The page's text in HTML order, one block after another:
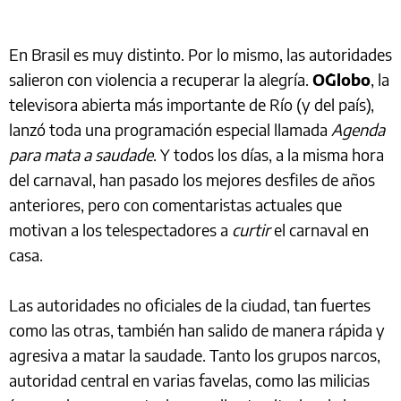
En Brasil es muy distinto. Por lo mismo, las autoridades
salieron con violencia a recuperar la alegría. O´Globo, la
televisora abierta más importante de Río (y del país),
lanzó toda una programación especial llamada Agenda
para mata a saudade. Y todos los días, a la misma hora
del carnaval, han pasado los mejores desfiles de años
anteriores, pero con comentaristas actuales que
motivan a los telespectadores a curtirel carnaval en
casa.
Las autoridades no oficiales de la ciudad, tan fuertes
como las otras, también han salido de manera rápida y
agresiva a matar la saudade. Tanto los grupos narcos,
autoridad central en varias favelas, como las milicias